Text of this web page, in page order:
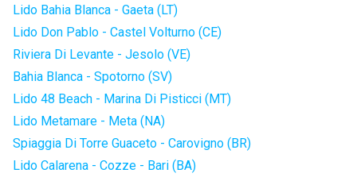
Lido Bahia Blanca - Gaeta (LT)
Lido Don Pablo - Castel Volturno (CE)
Riviera Di Levante - Jesolo (VE)
Bahia Blanca - Spotorno (SV)
Lido 48 Beach - Marina Di Pisticci (MT)
Lido Metamare - Meta (NA)
Spiaggia Di Torre Guaceto - Carovigno (BR)
Lido Calarena - Cozze - Bari (BA)